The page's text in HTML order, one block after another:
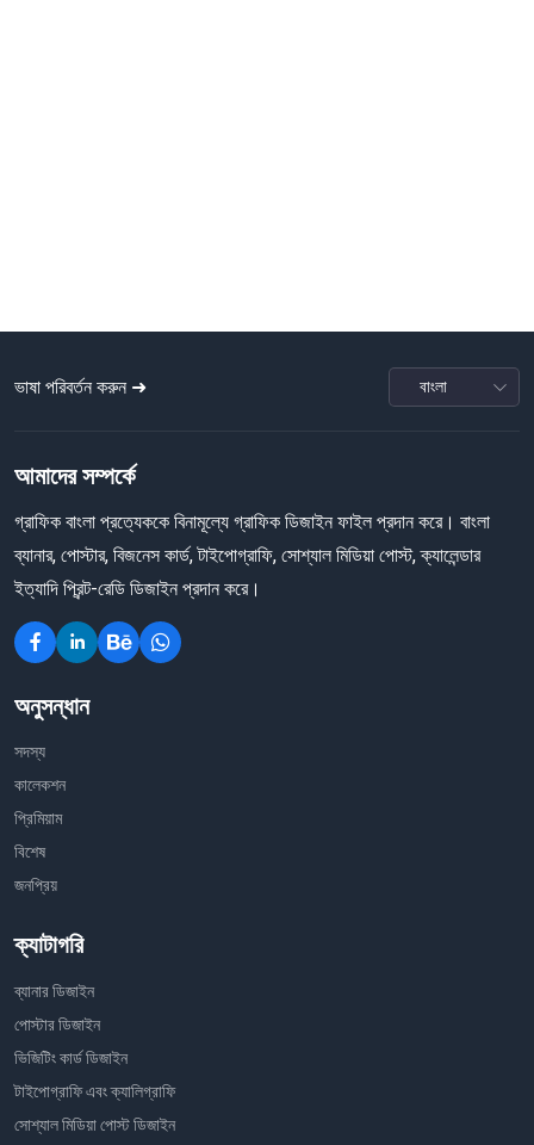
ভাষা পরিবর্তন করুন ➜
আমাদের সম্পর্কে
গ্রাফিক বাংলা প্রত্যেককে বিনামূল্যে গ্রাফিক ডিজাইন ফাইল প্রদান করে। বাংলা
ব্যানার, পোস্টার, বিজনেস কার্ড, টাইপোগ্রাফি, সোশ্যাল মিডিয়া পোস্ট, ক্যালেন্ডার
ইত্যাদি প্রিন্ট-রেডি ডিজাইন প্রদান করে।
অনুসন্ধান
সদস্য
কালেকশন
প্রিমিয়াম
বিশেষ
জনপ্রিয়
ক্যাটাগরি
ব্যানার ডিজাইন
পোস্টার ডিজাইন
ভিজিটিং কার্ড ডিজাইন
টাইপোগ্রাফি এবং ক্যালিগ্রাফি
সোশ্যাল মিডিয়া পোস্ট ডিজাইন